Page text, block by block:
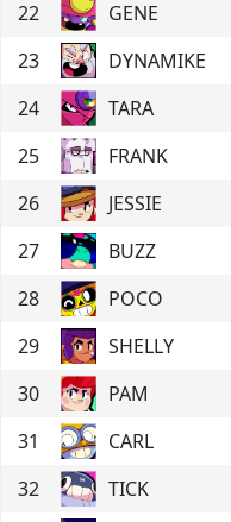
22
GENE
23
DYNAMIKE
24
TARA
25
FRANK
26
JESSIE
27
BUZZ
28
POCO
29
SHELLY
30
PAM
31
CARL
32
TICK